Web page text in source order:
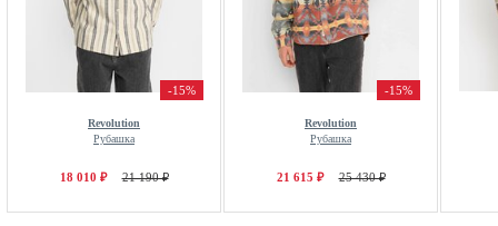
-15%
Revolution
Рубашка
18 010 ₽ 21 190 ₽
-15%
Revolution
Рубашка
21 615 ₽ 25 430 ₽